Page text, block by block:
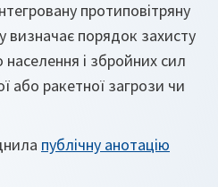
протиповітряну
визначає порядок захисту
населення і збройних сил
або ракетної загрози чи
публічну анотацію